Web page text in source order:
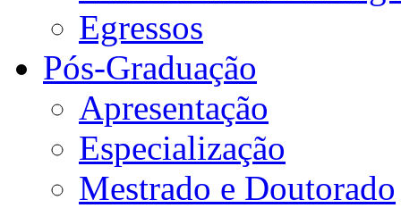
Egressos
Pós-Graduação
Apresentação
Especialização
Mestrado e Doutorado